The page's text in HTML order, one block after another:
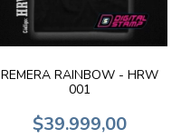
REMERA RAINBOW - HRW
001
$39.999,00